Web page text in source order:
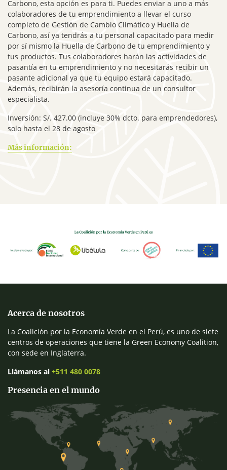
Carbono, esta opción es para ti. Puedes enviar a uno a más
colaboradores de tu emprendimiento a llevar el curso
completo de Gestión de Cambio Climático y Huella de
Carbono, así ya tendrás a tu personal capacitado para medir
por sí mismo la Huella de Carbono de tu emprendimiento y
tus productos. Tus colaboradores harán las actividades de
pasantía en tu emprendimiento y no necesitarás recibir un
pasante adicional ya que tu equipo estará capacitado.
Además, recibirán la asesoría continua de un consultor
especialista.
Inversión: S/. 427.00 (incluye 30% dcto. para emprendedores),
solo hasta el 28 de agosto
Más información:
Acerca de nosotros
La Coalición por la Economía Verde en el Perú, es uno de siete
centros de operaciones que tiene la Green Economy Coalition,
con sede en Inglaterra.
Llámanos al +511 480 0078
Presencia en el mundo